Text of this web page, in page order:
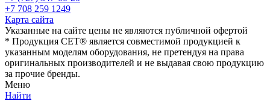
+7 708 259 1249
Карта сайта
Указанные на сайте цены не являются публичной офертой
* Продукция СЕТ® является совместимой продукцией к
указанным моделям оборудования, не претендуя на права
оригинальных производителей и не выдавая свою продукцию
за прочие бренды.
Меню
Найти